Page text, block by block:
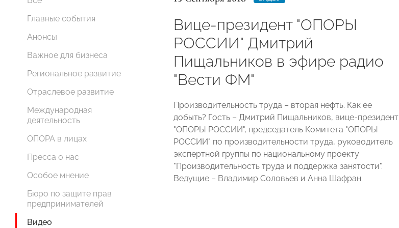
Главные события
Анонсы
Важное для бизнеса
Региональное развитие
Отраслевое развитие
Международная
деятельность
ОПОРА в лицах
Пресса о нас
Особое мнение
Бюро по защите прав
предпринимателей
Видео
Вице-президент "ОПОРЫ
РОССИИ" Дмитрий
Пищальников в эфире радио
"Вести ФМ"
Производительность труда – вторая нефть. Как ее
добыть? Гость – Дмитрий Пищальников, вице-президент
"ОПОРЫ РОССИИ", председатель Комитета "ОПОРЫ
РОССИИ" по производительности труда, руководитель
экспертной группы по национальному проекту
"Производительность труда и поддержка занятости".
Ведущие – Владимир Соловьев и Анна Шафран.